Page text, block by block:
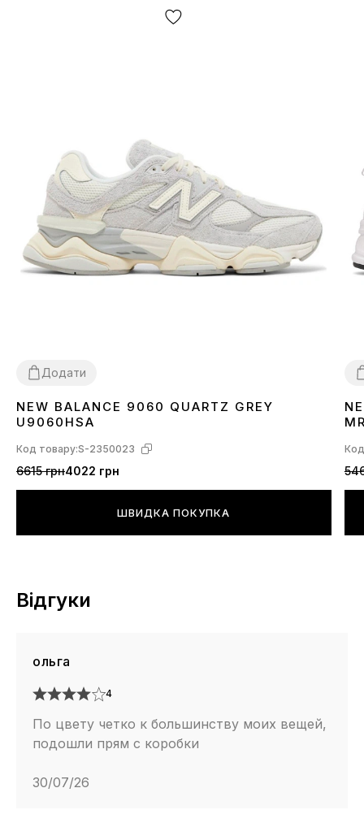
Додати
3637 3839404142 43 4445
NEW BALANCE 9060 QUARTZ GREY
U9060HSA
Код товару:S-2350023
6615 грн4022 грн
ШВИДКА ПОКУПКА
Відгуки
ольга
4
По цвету четко к большинству моих вещей,
подошли прям с коробки
30/07/26